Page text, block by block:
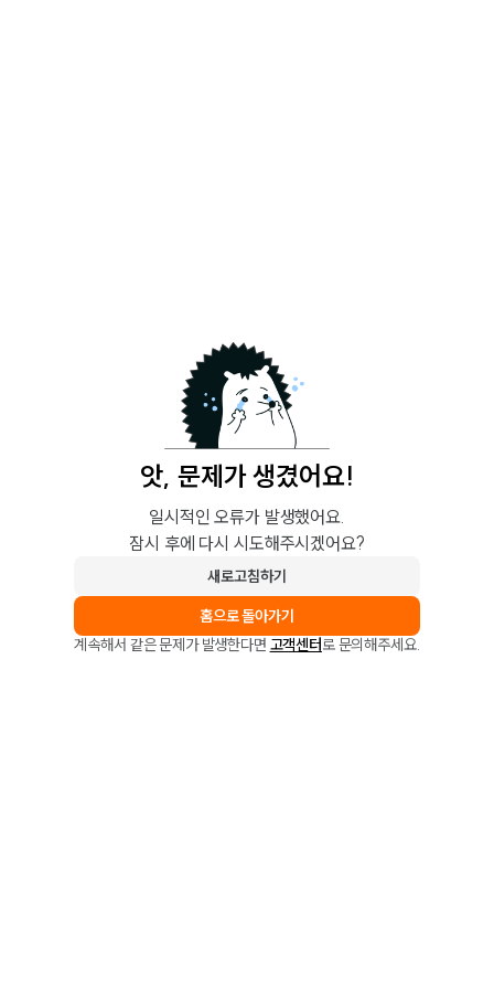
앗, 문제가 생겼어요!
일시적인 오류가 발생했어요.
잠시 후에 다시 시도해주시겠어요?
새로고침하기
홈으로 돌아가기
계속해서 같은 문제가 발생한다면 고객센터로 문의해주세요.